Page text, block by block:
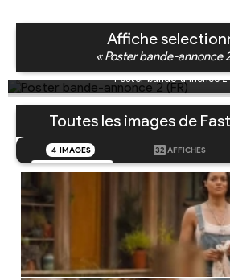
Affiche
« Poster bande-annonce
Poster bande-annonce 2
Toutes les images de
4 IMAGES 32 AFFICHES